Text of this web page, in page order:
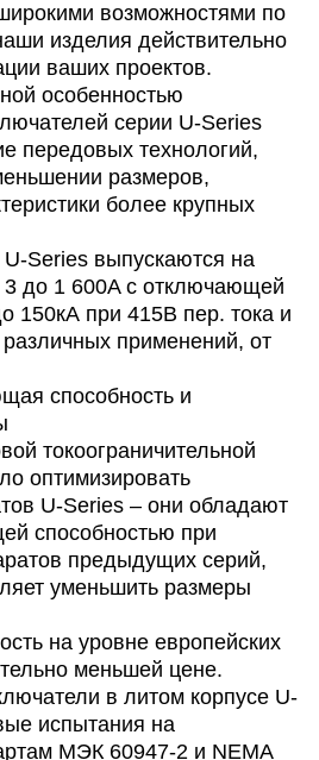
возможностями по
изделия действительно
ваших проектов.
особенностью
серии U-Series
передовых технологий,
размеров,
более крупных
Series выпускаются на
3 до 1 600A с отключающей
150кА при 415В пер. тока и
применений, от
способность и
токоограничительной
оптимизировать
U-Series – они обладают
способностью при
предыдущих серий,
уменьшить размеры
на уровне европейских
меньшей цене.
в литом корпусе U-
испытания на
МЭК 60947-2 и NEMA